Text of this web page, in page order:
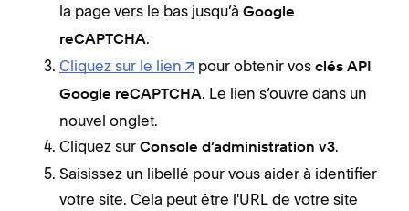
la page vers le bas jusqu’à Google
reCAPTCHA.
Cliquez sur le lien
pour obtenir vos clés API
Google reCAPTCHA. Le lien s’ouvre dans un
nouvel onglet.
Cliquez sur Console d’administration v3.
Saisissez un libellé pour vous aider à identifier
votre site. Cela peut être l'URL de votre site